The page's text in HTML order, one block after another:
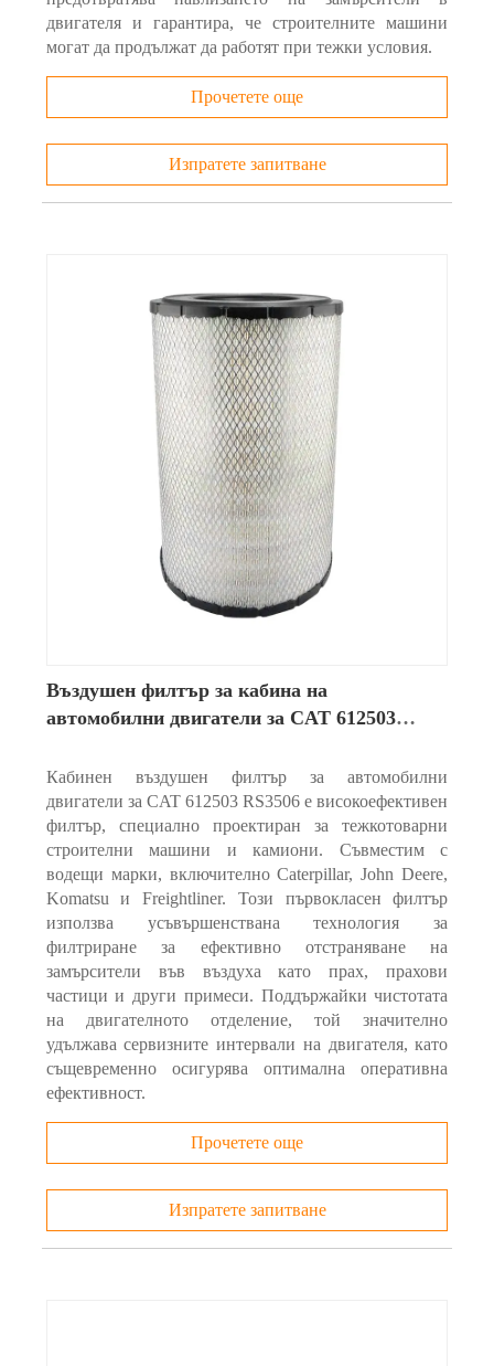
двигателя и гарантира, че строителните машини
могат да продължат да работят при тежки условия.
Прочетете още
Изпратете запитване
Въздушен филтър за кабина на
автомобилни двигатели за CAT 612503
Кабинен въздушен филтър за автомобилни
двигатели за CAT 612503 RS3506 е високоефективен
филтър, специално проектиран за тежкотоварни
строителни машини и камиони. Съвместим с
водещи марки, включително Caterpillar, John Deere,
Komatsu и Freightliner. Този първокласен филтър
използва усъвършенствана технология за
филтриране за ефективно отстраняване на
замърсители във въздуха като прах, прахови
частици и други примеси. Поддържайки чистотата
на двигателното отделение, той значително
удължава сервизните интервали на двигателя, като
същевременно осигурява оптимална оперативна
ефективност.
Прочетете още
Изпратете запитване